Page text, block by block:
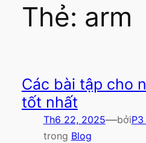
Thẻ: arm
Các bài tập cho
tốt nhất
Th6 22, 2025—bởi
trong Blog